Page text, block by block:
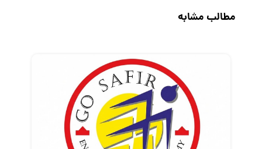
رزومه
گزارش‌های آماری
مصاحبه شغلی
معرفی شرکت ها
مطالب مشابه